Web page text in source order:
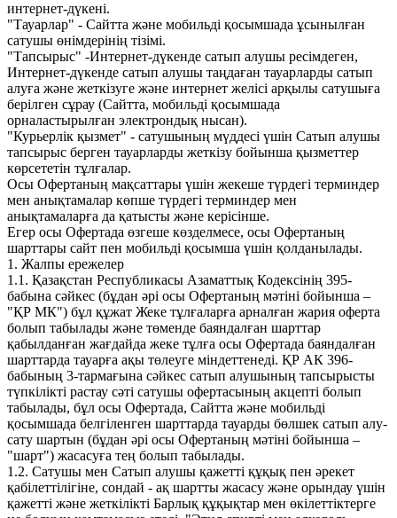
интернет-дүкені.
"Тауарлар" - Сайтта және мобильді қосымшада ұсынылған
сатушы өнімдерінің тізімі.
"Тапсырыс" -Интернет-дүкенде сатып алушы ресімдеген,
Интернет-дүкенде сатып алушы таңдаған тауарларды сатып
алуға және жеткізуге және интернет желісі арқылы сатушыға
берілген сұрау (Сайтта, мобильді қосымшада
орналастырылған электрондық нысан).
"Курьерлік қызмет" - сатушының мүддесі үшін Сатып алушы
тапсырыс берген тауарларды жеткізу бойынша қызметтер
көрсететін тұлғалар.
Осы Офертаның мақсаттары үшін жекеше түрдегі терминдер
мен анықтамалар көпше түрдегі терминдер мен
анықтамаларға да қатысты және керісінше.
Егер осы Офертада өзгеше көзделмесе, осы Офертаның
шарттары сайт пен мобильді қосымша үшін қолданылады.
1. Жалпы ережелер
1.1. Қазақстан Республикасы Азаматтық Кодексінің 395-
бабына сәйкес (бұдан әрі осы Офертаның мәтіні бойынша –
"ҚР МК") бұл құжат Жеке тұлғаларға арналған жария оферта
болып табылады және төменде баяндалған шарттар
қабылданған жағдайда жеке тұлға осы Офертада баяндалған
шарттарда тауарға ақы төлеуге міндеттенеді. ҚР АК 396-
бабының 3-тармағына сәйкес сатып алушының тапсырысты
түпкілікті растау сәті сатушы офертасының акцепті болып
табылады, бұл осы Офертада, Сайтта және мобильді
қосымшада белгіленген шарттарда тауарды бөлшек сатып алу-
сату шартын (бұдан әрі осы Офертаның мәтіні бойынша –
"шарт") жасасуға тең болып табылады.
1.2. Сатушы мен Сатып алушы қажетті құқық пен әрекет
қабілеттілігіне, сондай - ақ шартты жасасу және орындау үшін
қажетті және жеткілікті Барлық құқықтар мен өкілеттіктерге